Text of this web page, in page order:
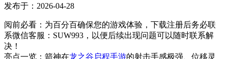
发布于：2026-04-28
阅前必看：为百分百确保您的游戏体验，下载注册后务必联
系微信客服：SUW993，以便后续出现问题可以随时联系解
决！
亮点一览：箭神在龙之谷启程手游的射击手感极强、位移灵